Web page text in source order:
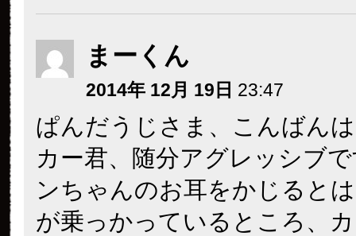
まーくん
2014年 12月 19日 23:47
ぱんだうじさま、こんばん
カー君、随分アグレッシブ
ンちゃんのお耳をかじると
が乗っかっているところ、